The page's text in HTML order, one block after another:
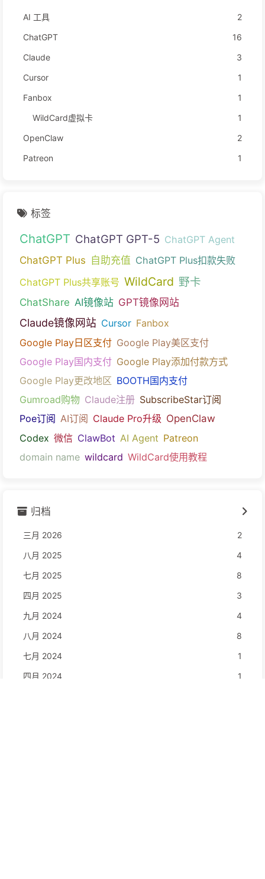
AI 工具
2
ChatGPT
16
Claude
3
Cursor
1
Fanbox
1
WildCard虚拟卡
1
OpenClaw
2
Patreon
1
标签
ChatGPT ChatGPT GPT-5 ChatGPT Agent
ChatGPT Plus 自助充值 ChatGPT Plus扣款失败
ChatGPT Plus共享账号 WildCard 野卡
ChatShare AI镜像站 GPT镜像网站
Claude镜像网站 Cursor Fanbox
Google Play日区支付 Google Play美区支付
Google Play国内支付 Google Play添加付款方式
Google Play更改地区 BOOTH国内支付
Gumroad购物 Claude注册 SubscribeStar订阅
Poe订阅 AI订阅 Claude Pro升级 OpenClaw
Codex 微信 ClawBot AI Agent Patreon
domain name wildcard WildCard使用教程
归档
三月 2026
2
八月 2025
4
七月 2025
8
四月 2025
3
九月 2024
4
八月 2024
8
七月 2024
1
四月 2024
1